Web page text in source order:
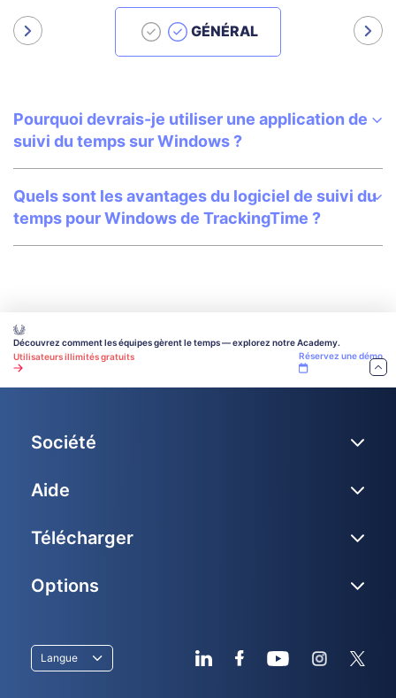
GÉNÉRAL
Pourquoi devrais-je utiliser une application de
suivi du temps sur Windows ?
Quels sont les avantages du logiciel de suivi du
temps pour Windows de TrackingTime ?
Découvrez comment les équipes gèrent le temps — explorez notre Academy.
Utilisateurs illimités gratuits
Réservez une démo
Langue
Société
Aide
Télécharger
Options